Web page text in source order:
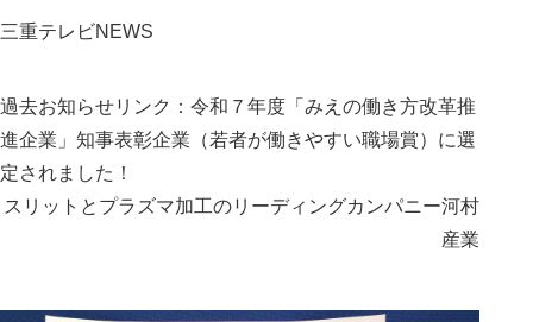
三重テレビNEWS
過去お知らせリンク： 令和７年度「みえの働き方改革推
進企業」知事表彰企業（若者が働きやすい職場賞）に選
定されました！
スリットとプラズマ加工のリーディングカンパニー河村
産業